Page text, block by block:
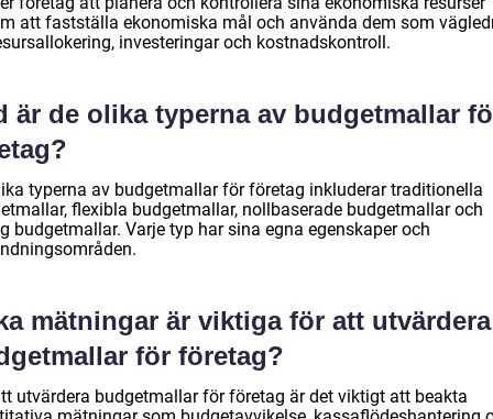
att fastställa ekonomiska mål och använda dem som
investeringar och kostnadskontroll.
är de olika typerna av budgetmallar
typerna av budgetmallar för företag inkluderar traditionella
flexibla budgetmallar, nollbaserade budgetmallar och
budgetmallar. Varje typ har sina egna egenskaper och
mätningar är viktiga för att utvärdera
för företag?
utvärdera budgetmallar för företag är det viktigt att beakta